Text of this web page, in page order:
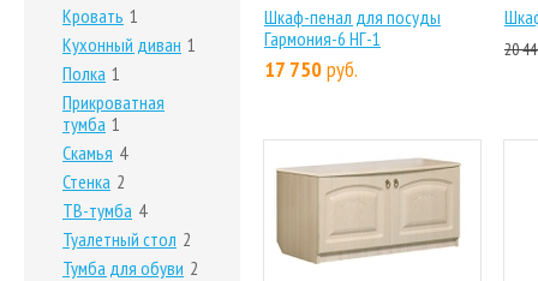
Шкаф-пенал для посуды
Гармония-6 НГ-1
17 750руб.
20
Кровать 1
Кухонный диван 1
Полка 1
Прикроватная
тумба 1
Скамья 4
Стенка 2
ТВ-тумба 4
Туалетный стол 2
Тумба для обуви 2